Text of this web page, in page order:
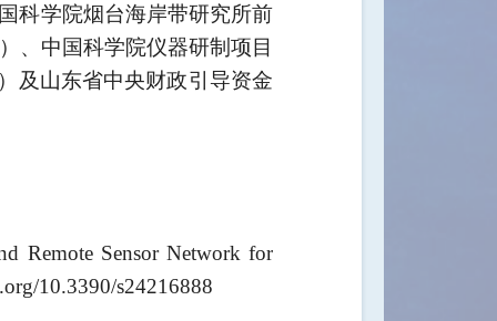
科学院烟台海岸带研究所前
）、中国科学院仪器研制项目
及山东省中央财政引导资金
Remote Sensor Network for
10.3390/s24216888